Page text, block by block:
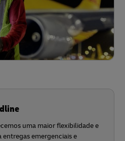
uma maior flexibilidade e
emergenciais e